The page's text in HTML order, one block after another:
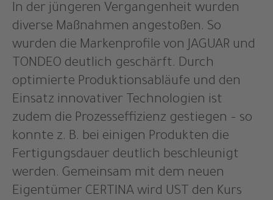
In der jüngeren Vergangenheit wurden
diverse Maßnahmen angestoßen. So
wurden die Markenprofile von JAGUAR und
TONDEO deutlich geschärft. Durch
optimierte Produktionsabläufe und den
Einsatz innovativer Technologien ist
zudem die Prozesseffizienz gestiegen – so
konnte z. B. bei einigen Produkten die
Fertigungsdauer deutlich beschleunigt
werden. Gemeinsam mit dem neuen
Eigentümer CERTINA wird UST den Kurs